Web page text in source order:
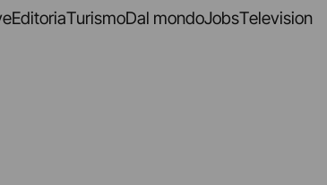
EditoriaTurismoDal mondoJobsTelevision